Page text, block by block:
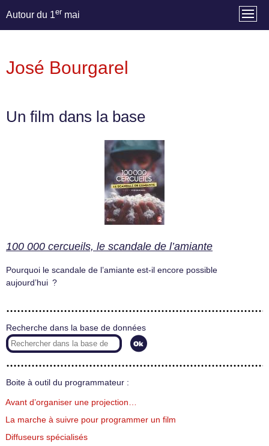
Autour du 1er mai
José Bourgarel
Un film dans la base
100 000 cercueils, le scandale de l’amiante
Pourquoi le scandale de l’amiante est-il encore possible
aujourd’hui ?
Recherche dans la base de données
Boite à outil du programmateur :
Avant d’organiser une projection…
La marche à suivre pour programmer un film
Diffuseurs spécialisés